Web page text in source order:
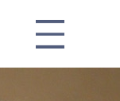
Menü